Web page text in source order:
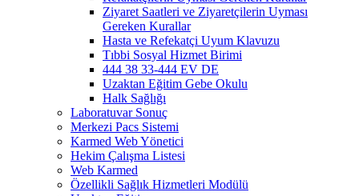
Ziyaret Saatleri ve Ziyaretçilerin Uyması
Gereken Kurallar
Hasta ve Refekatçi Uyum Klavuzu
Tıbbi Sosyal Hizmet Birimi
444 38 33-444 EV DE
Uzaktan Eğitim Gebe Okulu
Halk Sağlığı
Laboratuvar Sonuç
Merkezi Pacs Sistemi
Karmed Web Yönetici
Hekim Çalışma Listesi
Web Karmed
Özellikli Sağlık Hizmetleri Modülü